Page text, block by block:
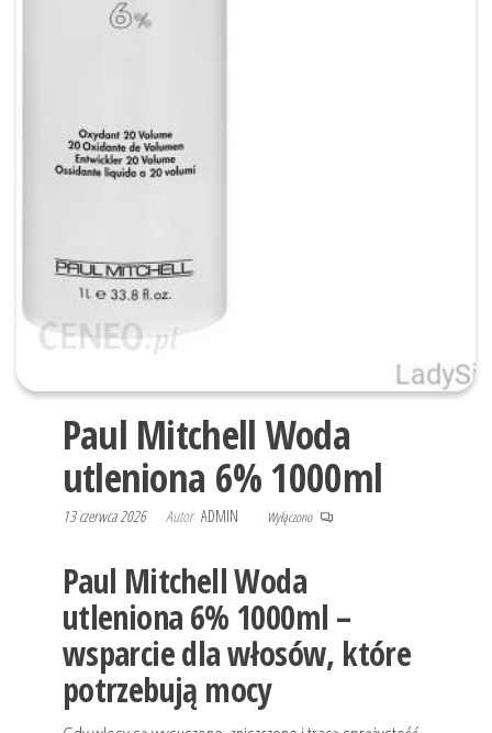
Paul Mitchell Woda
utleniona 6% 1000ml
13 czerwca 2026 Autor ADMIN Wyłączono
Paul Mitchell Woda
utleniona 6% 1000ml –
wsparcie dla włosów, które
potrzebują mocy